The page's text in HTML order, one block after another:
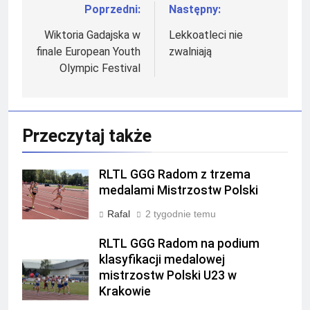
Nawigacja
wpisu
Poprzedni:
Wiktoria Gadajska w
finale European Youth
Olympic Festival
Następny:
Lekkoatleci nie
zwalniają
Przeczytaj także
RLTL GGG Radom z trzema
medalami Mistrzostw Polski
Rafal 2 tygodnie temu
RLTL GGG Radom na podium
klasyfikacji medalowej
mistrzostw Polski U23 w
Krakowie